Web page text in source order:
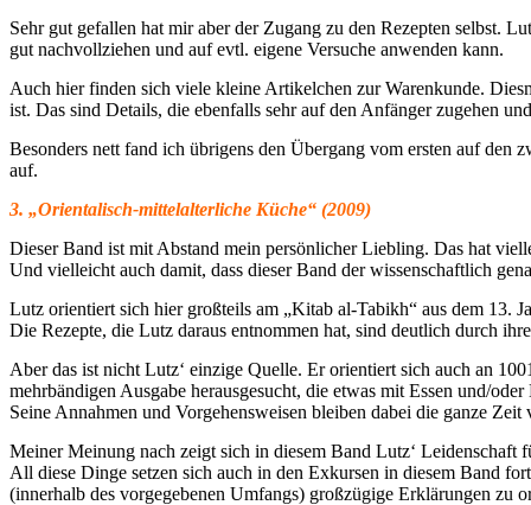
Sehr gut gefallen hat mir aber der Zugang zu den Rezepten selbst.
gut nachvollziehen und auf evtl. eigene Versuche anwenden kann.
Auch hier finden sich viele kleine Artikelchen zur Warenkunde.
ist. Das sind Details, die ebenfalls sehr auf den Anfänger zugehen
Besonders nett fand ich übrigens den Übergang vom ersten auf
auf.
3. „Orientalisch-mittelalterliche Küche“ (2009)
Dieser Band ist mit Abstand mein persönlicher Liebling. Das hat
Und vielleicht auch damit, dass dieser Band der wissenschaftlich
Lutz orientiert sich hier großteils am „Kitab al-Tabikh“ aus dem 13.
Die Rezepte, die Lutz daraus entnommen hat, sind deutlich durch
Aber das ist nicht Lutz‘ einzige Quelle. Er orientiert sich auch an
mehrbändigen Ausgabe herausgesucht, die etwas mit Essen und/
Seine Annahmen und Vorgehensweisen bleiben dabei die ganze
Meiner Meinung nach zeigt sich in diesem Band Lutz‘ Leidenschaft
All diese Dinge setzen sich auch in den Exkursen in diesem Band
(innerhalb des vorgegebenen Umfangs) großzügige Erklärungen zu